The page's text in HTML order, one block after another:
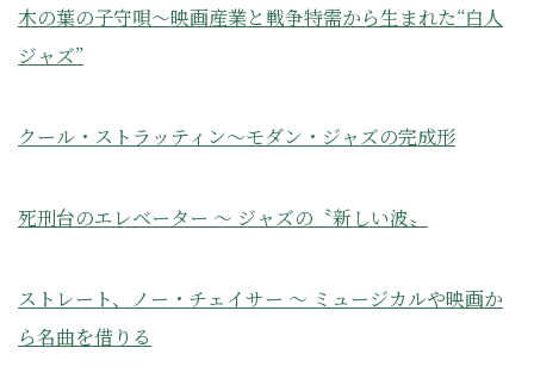
木の葉の子守唄〜映画産業と戦争特需から生まれた“白人
ジャズ”
クール・ストラッティン〜モダン・ジャズの完成形
死刑台のエレベーター ～ ジャズの〝新しい波〟
ストレート、ノー・チェイサー ～ ミュージカルや映画か
ら名曲を借りる